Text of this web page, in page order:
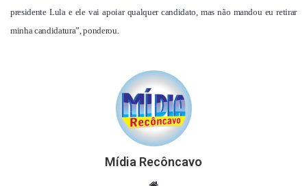
presidente Lula e ele vai apoiar qualquer candidato, mas não mandou eu retirar
minha candidatura”, ponderou.
Mídia Recôncavo